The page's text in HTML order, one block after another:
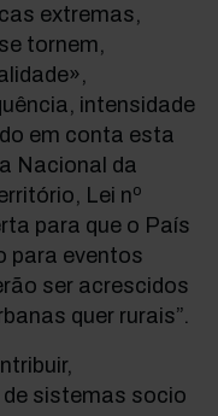
extremas,
tornem,
intensidade
em conta esta
Nacional da
Lei nº
para que o País
para eventos
ser acrescidos
quer rurais”.
sistemas socio